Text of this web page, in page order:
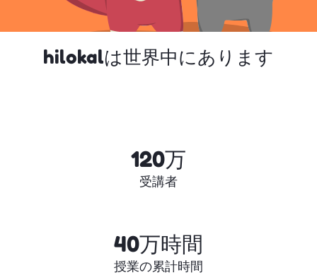
hilokalは世界中にあります
120万
受講者
40万時間
授業の累計時間